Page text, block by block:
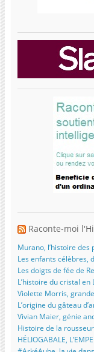
Raconte-moi
Murano, l’histoire
Les enfants célèbres,
Les doigts de fée de
L’histoire du cristal en
Violette Morris,
L’origine du gâteau
Vivian Maier, génie
Histoire de la
HÉLIOGABALE,